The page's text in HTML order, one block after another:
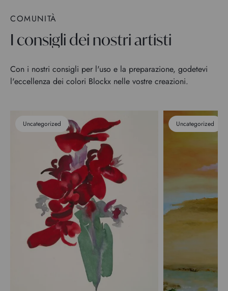
COMUNITÀ
I consigli dei nostri artisti
Con i nostri consigli per l'uso e la preparazione, godetevi
l'eccellenza dei colori Blockx nelle vostre creazioni.
Uncategorized Uncategorized